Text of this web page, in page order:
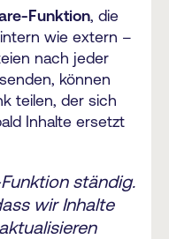
Funktion, die
wie extern –
nach jeder
können
teilen, der sich
Inhalte ersetzt
ständig.
wir Inhalte